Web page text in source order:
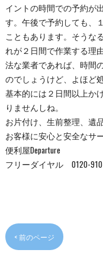
イントの時間での予約が
す。午後で予約しても、
こともあります。そうな
れが２日間で作業する理
法な業者であれば、時間
のでしょうけど、よほど
基本的には２日間以上か
りませんしね。
お片付け、生前整理、遺
お客様に安心と安全なサ
便利屋Departure
フリーダイヤル 0120-
< 前のページ